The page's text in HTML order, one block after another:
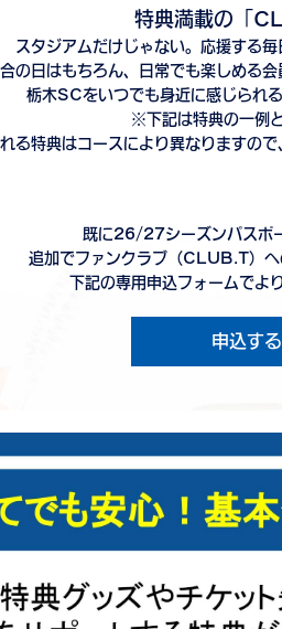
特典満載の「
スタジアムだけじゃない。応援する毎
の日はもちろん、日常でも楽しめる
栃木SCをいつでも身近に感じられ
※下記は特典の一例
特典はコースにより異なりますので
既に26/27シーズンパスポ
追加でファンクラブ（CLUB.T）へ
下記の専用申込フォームでよ
申込する